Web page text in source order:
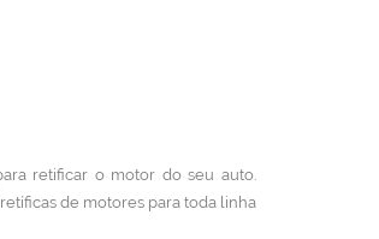
retificar o motor do seu auto.
de motores para toda linha